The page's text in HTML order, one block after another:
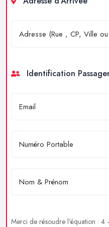
Identification
Merci de résoudre l'équation : 4